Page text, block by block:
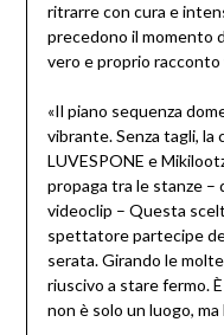
ritrarre con cura e
precedono il momento
vero e proprio racconto
«Il piano sequenza
vibrante. Senza tagli,
LUVESPONE e
propaga tra le stanze –
videoclip – Questa
spettatore partecipe
serata. Girando le
riuscivo a stare fermo.
non è solo un luogo, ma